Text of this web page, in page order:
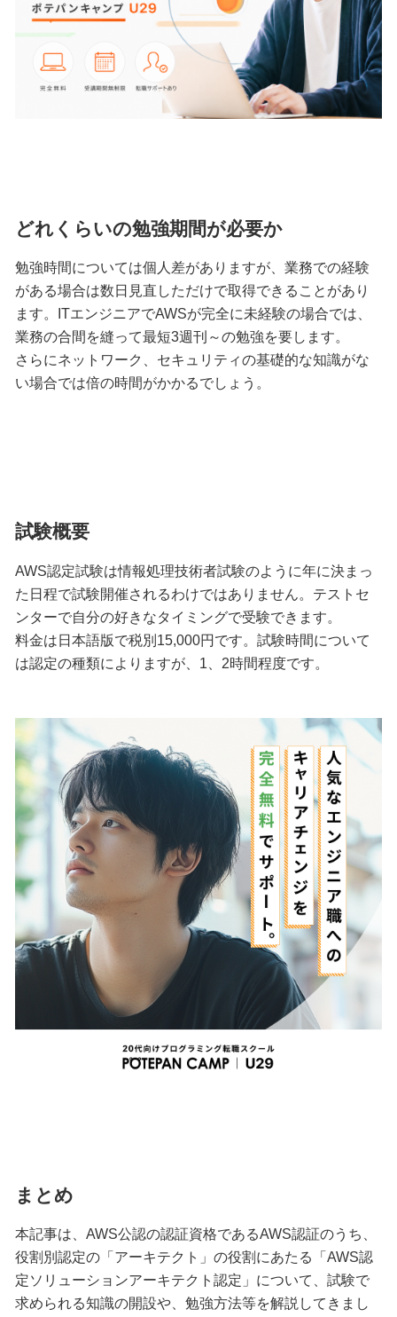
どれくらいの勉強期間が必要か
勉強時間については個人差がありますが、業務での経験
がある場合は数日見直しただけで取得できることがあり
ます。ITエンジニアでAWSが完全に未経験の場合では、
業務の合間を縫って最短3週刊～の勉強を要します。
さらにネットワーク、セキュリティの基礎的な知識がな
い場合では倍の時間がかかるでしょう。
試験概要
AWS認定試験は情報処理技術者試験のように年に決まっ
た日程で試験開催されるわけではありません。テストセ
ンターで自分の好きなタイミングで受験できます。
料金は日本語版で税別15,000円です。試験時間について
は認定の種類によりますが、1、2時間程度です。
まとめ
本記事は、AWS公認の認証資格であるAWS認証のうち、
役割別認定の「アーキテクト」の役割にあたる「AWS認
定ソリューションアーキテクト認定」について、試験で
求められる知識の開設や、勉強方法等を解説してきまし